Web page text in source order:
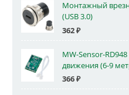
Монтажный
(USB 3.0)
362₽
MW-Sensor-
движения (6-9
366₽